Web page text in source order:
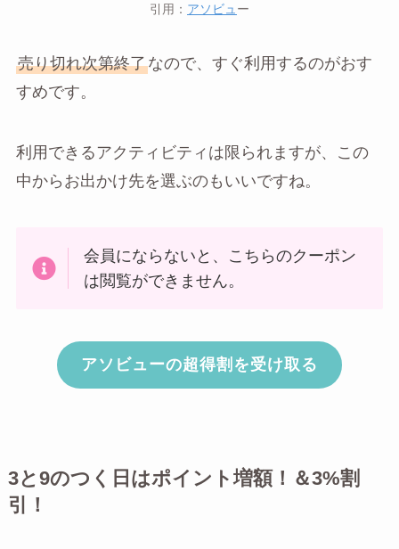
引用： アソビュ ー
売り切れ次第終了なので、すぐ利用するのがおす
すめです。
利用できるアクティビティは限られますが、この
中からお出かけ先を選ぶのもいいですね。
会員にならないと、こちらのクーポン
は閲覧ができません。
アソビューの超得割を受け取る
3と9のつく日はポイント増額！＆3%割
引！